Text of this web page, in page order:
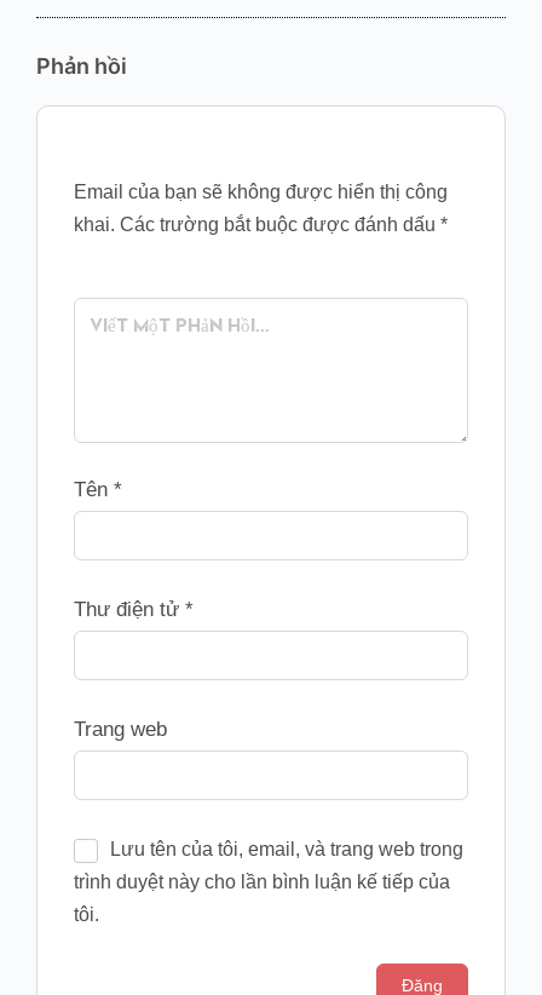
Phản hồi
Email của bạn sẽ không được hiển thị công
khai. Các trường bắt buộc được đánh dấu *
Tên *
Thư điện tử *
Trang web
Lưu tên của tôi, email, và trang web trong
trình duyệt này cho lần bình luận kế tiếp của
tôi.